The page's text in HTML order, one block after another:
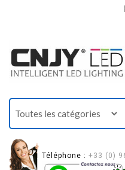
Téléphone : +33 (0)